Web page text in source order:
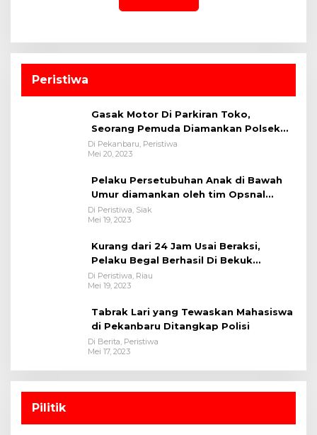
Peristiwa
Gasak Motor Di Parkiran Toko,
Seorang Pemuda Diamankan Polsek
Bukit Raya
Di Pekanbaru, Peristiwa
Mei 20, 2023
Pelaku Persetubuhan Anak di Bawah
Umur diamankan oleh tim Opsnal
Polsek Tualang-Polres Siak-Polda Riau
Di Peristiwa, Siak
Mei 19, 2023
Kurang dari 24 Jam Usai Beraksi,
Pelaku Begal Berhasil Di Bekuk
Satreskrim Polres Kuansing
Di Peristiwa, Riau
Mei 19, 2023
Tabrak Lari yang Tewaskan Mahasiswa
di Pekanbaru Ditangkap Polisi
Di Berita, Peristiwa
Mei 17, 2023
Pilitik